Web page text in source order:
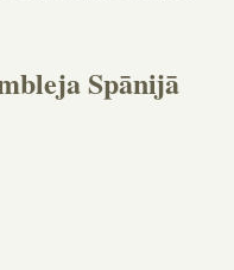
Spānijā